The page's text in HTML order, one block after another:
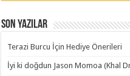
Son Yazılar
Terazi Burcu İçin Hediye Önerileri
İyi ki doğdun Jason Momoa (Khal